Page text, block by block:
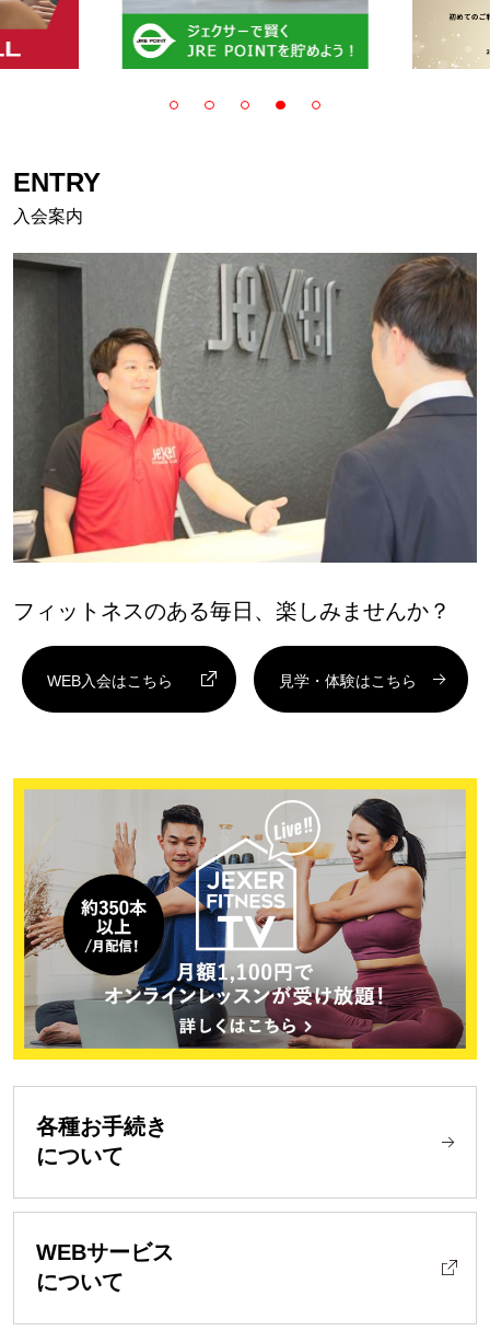
ENTRY
入会案内
フィットネスのある毎日、楽しみませんか？
WEB入会はこちら 見学・体験はこちら
各種お手続き
について
WEBサービス
について